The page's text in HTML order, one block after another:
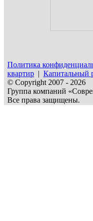
Политика
квартир | Капитальный
© Copyright 2007 - 2026
Группа компаний
Все права защищены.